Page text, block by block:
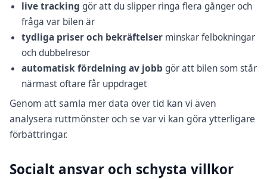
live tracking gör att du slipper ringa flera gånger och
fråga var bilen är
tydliga priser och bekräftelser minskar felbokningar
och dubbelresor
automatisk fördelning av jobb gör att bilen som står
närmast oftare får uppdraget
Genom att samla mer data över tid kan vi även
analysera ruttmönster och se var vi kan göra ytterligare
förbättringar.
Socialt ansvar och schysta villkor